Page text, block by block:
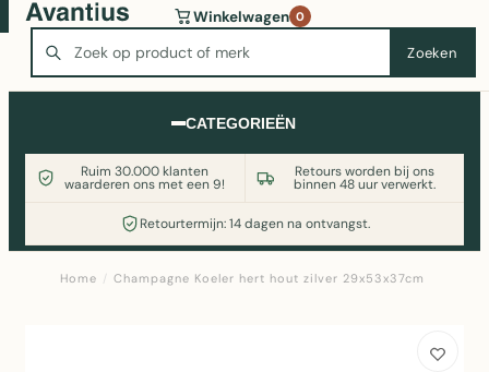
Zoeken
Winkelwagen 0
CATEGORIEËN
Ruim 30.000 klanten
waarderen ons met een 9!
Retours worden bij ons
binnen 48 uur verwerkt.
Retourtermijn: 14 dagen na ontvangst.
Wasmachine of koelkast nodig? Vergelijk alle prijzen op
Witgoedaanbod.nl
Home / Champagne Koeler hert hout zilver 29x53x37cm